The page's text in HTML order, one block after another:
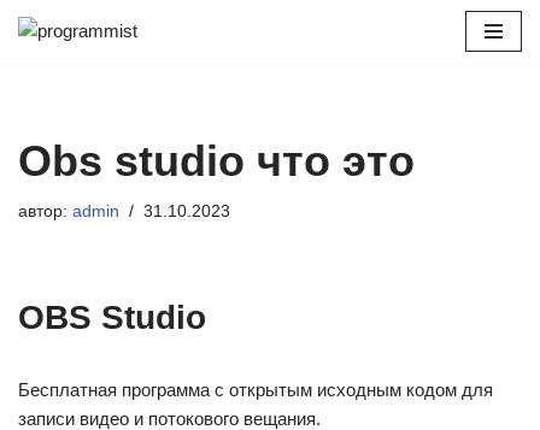
Obs studio что это
автор: admin 31.10.2023
OBS Studio
Бесплатная программа с открытым исходным кодом для
записи видео и потокового вещания.